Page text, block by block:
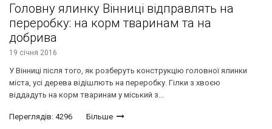
Головну ялинку Вінниці відправлять на
переробку: на корм тваринам та на
добрива
19 січня 2016
У Вінниці після того, як розберуть конструкцію головної ялинки
міста, усі дерева відішлють на переробку. Гілки з хвоєю
віддадуть на корм тваринам у міський з...
Переглядів: 4296 Більше